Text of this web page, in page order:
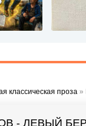
классическая проза »
- ЛЕВЫЙ